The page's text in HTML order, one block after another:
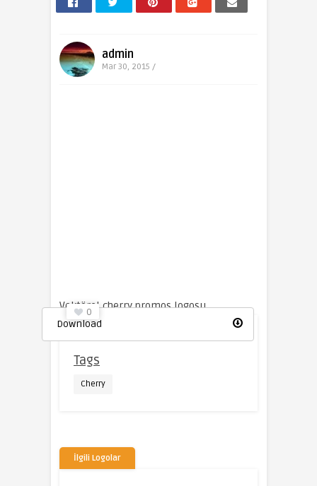
admin
Mar 30, 2015 /
Download
0
Vektörel cherry promos logosu.
Tags
Cherry
İlgili Logolar